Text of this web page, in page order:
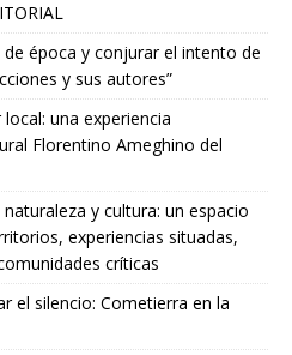
época y conjurar el intento de
y sus autores”
una experiencia
Florentino Ameghino del
y cultura: un espacio
experiencias situadas,
críticas
el silencio: Cometierra en la